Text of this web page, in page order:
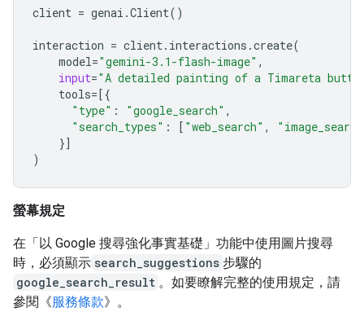
client = genai .Client()
interaction = client . interactions .create(
model="gemini-3.1-flash-image" ,
input="A detailed painting of a Timareta
tools=[{
"type" : "google_search" ,
"search_types" : [ "web_search" ,
}]
)
螢幕規定
在「以 Google 搜尋強化事實基礎」功能中使用圖片搜尋
時，必須顯示 search_suggestions 步驟的
google_search_result 。如要瞭解完整的使用規定，請
參閱《服務條款》。